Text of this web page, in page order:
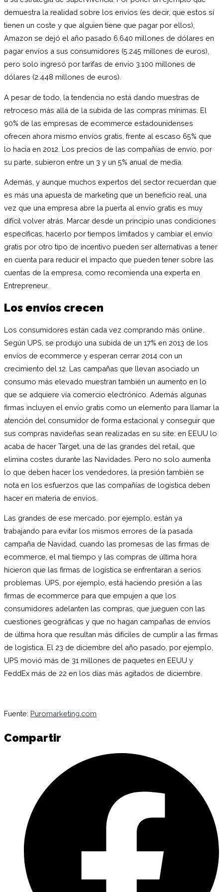
demuestra la realidad sobre los envíos (es decir, que estos sí
tienen un coste y que alguien tiene que pagar por ellos),
Amazon se dejó el año pasado 6.640 millones de dólares en
pagar envíos a sus consumidores (5.245 millones de euros),
pero solo ingresó por tarifas de envío 3.100 millones de
dólares (2.448 millones de euros).
A pesar de todo, la tendencia no está dando muestras de
retroceso más allá de la subida de las compras mínimas. El
90% de las empresas de ecommerce estadounidenses
ofrecen ahora mismo envíos gratis, frente al escaso 65% que
lo hacía en 2012. Los precios de las compañías de envío, por
su parte, subieron entre un 3 y un 5% anual de media.
Además, y aunque muchos expertos del sector recuerdan que
es más una apuesta de marketing que un beneficio real, una
vez que una empresa abre la puerta al envío gratis es muy
difícil volver atrás. Marcar desde un principio unas condiciones
específicas, hacerlo por tiempos limitados y cambiar el envío
gratis por otro tipo de incentivo pueden ser alternativas a tener
en cuenta para reducir el impacto que pueden tener sobre las
cuentas de la empresa, como recomienda una experta en
Entrepreneur.
Los envíos crecen
Los consumidores están cada vez comprando más online.
Según UPS, se produjo una subida de un 17% en 2013 de los
envíos de ecommerce y esperan cerrar 2014 con un
crecimiento del 12. Las campañas que llevan asociado un
consumo más elevado muestran también un aumento en lo
que se adquiere vía comercio electrónico. Además algunas
firmas incluyen el envío gratis como un elemento para llamar la
atención del consumidor de forma estacional y conseguir que
sus compras navideñas sean realizadas en su site: en EEUU lo
acaba de hacer Target, una de las grandes del retail, que
elimina costes durante las Navidades. Pero no solo aumenta
lo que deben hacer los vendedores, la presión también se
nota en los esfuerzos que las compañías de logística deben
hacer en materia de envíos.
Las grandes de ese mercado, por ejemplo, están ya
trabajando para evitar los mismos errores de la pasada
campaña de Navidad, cuando las promesas de las firmas de
ecommerce, el mal tiempo y las compras de última hora
hicieron que las firmas de logística se enfrentaran a serios
problemas. UPS, por ejemplo, está haciendo presión a las
firmas de ecommerce para que empujen a que los
consumidores adelanten las compras, que jueguen con las
cuestiones geográficas y que no hagan campañas de envíos
de última hora que resultan más difíciles de cumplir a las firmas
de logística. El 23 de diciembre del año pasado, por ejemplo,
UPS movió más de 31 millones de paquetes en EEUU y
FeddEx más de 22 en los días más agitados de diciembre.
Fuente: Puromarketing.com
Compartir